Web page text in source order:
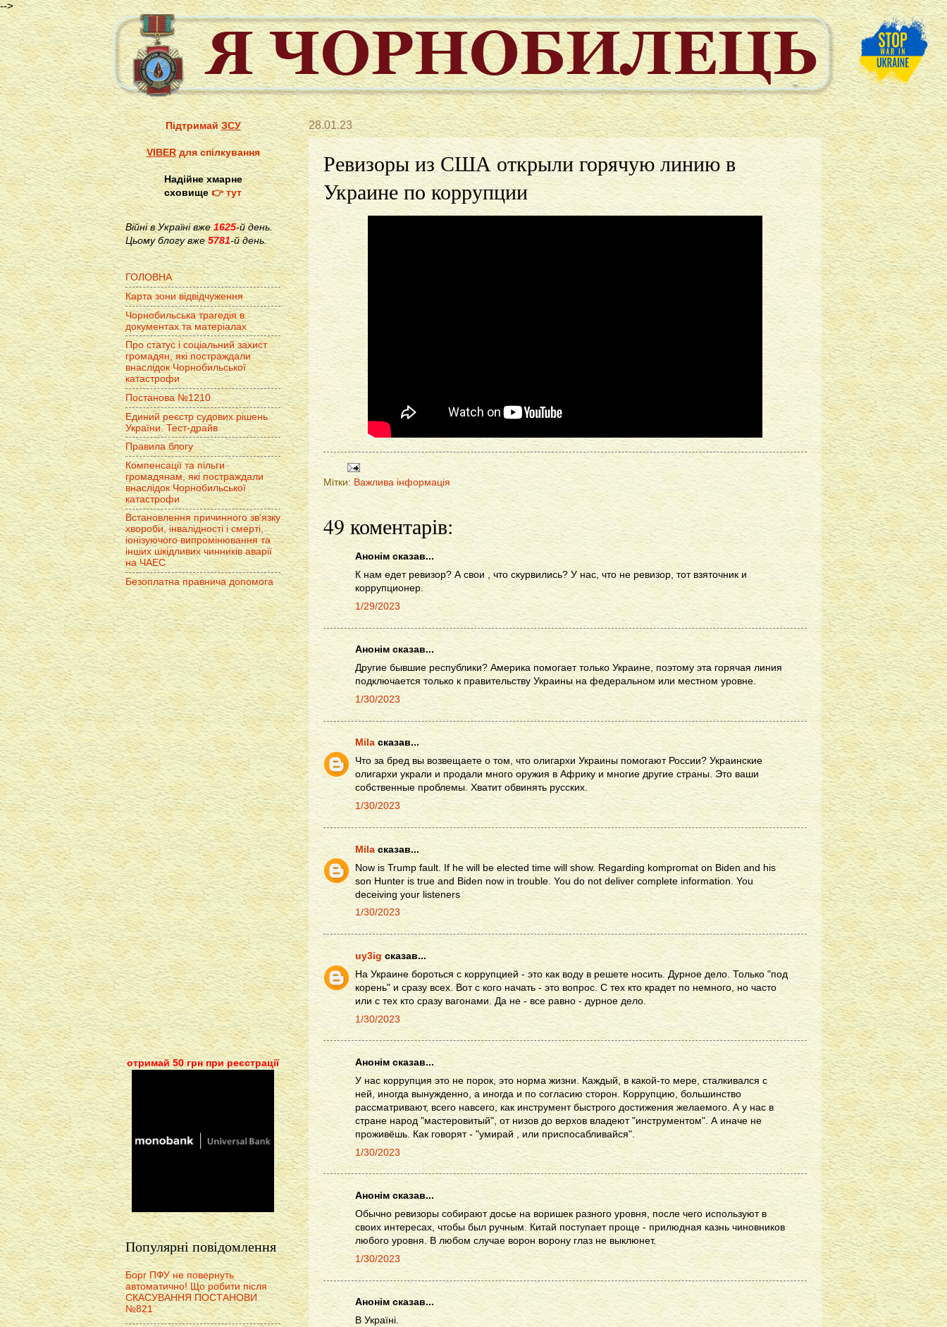
-->
28.01.23
Ревизоры из США открыли горячую линию в
Украине по коррупции
Мітки: Важлива інформація
49 коментарів:
Анонім сказав...
К нам едет ревизор? А свои , что скурвились? У нас, что не ревизор, тот взяточник и
коррупционер.
1/29/2023
Анонім сказав...
Другие бывшие республики? Америка помогает только Украине, поэтому эта горячая линия
подключается только к правительству Украины на федеральном или местном уровне.
1/30/2023
Mila сказав...
Что за бред вы возвещаете о том, что олигархи Украины помогают России? Украинские
олигархи украли и продали много оружия в Африку и многие другие страны. Это ваши
собственные проблемы. Хватит обвинять русских.
1/30/2023
Mila сказав...
Now is Trump fault. If he will be elected time will show. Regarding kompromat on Biden and his
son Hunter is true and Biden now in trouble. You do not deliver complete information. You
deceiving your listeners
1/30/2023
uy3ig сказав...
На Украине бороться с коррупцией - это как воду в решете носить. Дурное дело. Только "под
корень" и сразу всех. Вот с кого начать - это вопрос. С тех кто крадет по немного, но часто
или с тех кто сразу вагонами. Да не - все равно - дурное дело.
1/30/2023
Анонім сказав...
У нас коррупция это не порок, это норма жизни. Каждый, в какой-то мере, сталкивался с
ней, иногда вынужденно, а иногда и по согласию сторон. Коррупцию, большинство
рассматривают, всего навсего, как инструмент быстрого достижения желаемого. А у нас в
стране народ "мастеровитый", от низов до верхов владеют "инструментом". А иначе не
проживёшь. Как говорят - "умирай , или приспосабливайся".
1/30/2023
Анонім сказав...
Обычно ревизоры собирают досье на воришек разного уровня, после чего используют в
своих интересах, чтобы был ручным. Китай поступает проще - прилюдная казнь чиновников
любого уровня. В любом случае ворон ворону глаз не выклюнет.
1/30/2023
Анонім сказав...
В Україні.
ПідтримайЗСУ
VIBERдля спілкування
Надійне хмарне
сховище👉 тут
Війні в Україні вже1625-й день.
Цьому блогу вже 5781-й день.
ГОЛОВНА
Карта зони відвідчуження
Чорнобильська трагедія в
документах та матеріалах
Про статус і соціальний захист
громадян, які постраждали
внаслідок Чорнобильської
катастрофи
Постанова №1210
Единий реєстр судових рішень
України. Тест-драйв
Правила блогу
Компенсації та пільги
громадянам, які постраждали
внаслідок Чорнобильської
катастрофи
Встановлення причинного зв'язку
хвороби, інвалідності і смерті,
іонізуючого випромінювання та
інших шкідливих чинників аварії
на ЧАЕС
Безоплатна правнича допомога
отримай 50 грн при реєстрації
Популярні повідомлення
Борг ПФУ не повернуть
автоматично! Що робити після
СКАСУВАННЯ ПОСТАНОВИ
№821